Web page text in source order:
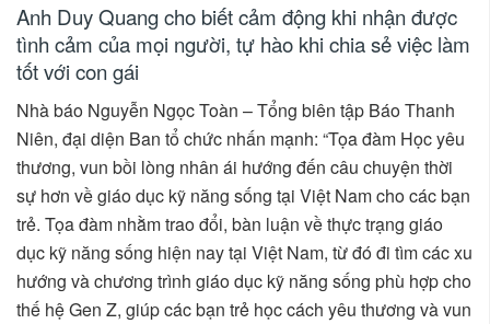
Anh Duy Quang cho biết cảm động khi nhận được
tình cảm của mọi người, tự hào khi chia sẻ việc làm
tốt với con gái
Nhà báo Nguyễn Ngọc Toàn – Tổng biên tập Báo Thanh
Niên, đại diện Ban tổ chức nhấn mạnh: “Tọa đàm Học yêu
thương, vun bồi lòng nhân ái hướng đến câu chuyện thời
sự hơn về giáo dục kỹ năng sống tại Việt Nam cho các bạn
trẻ. Tọa đàm nhằm trao đổi, bàn luận về thực trạng giáo
dục kỹ năng sống hiện nay tại Việt Nam, từ đó đi tìm các xu
hướng và chương trình giáo dục kỹ năng sống phù hợp cho
thế hệ Gen Z, giúp các bạn trẻ học cách yêu thương và vun